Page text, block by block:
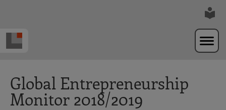
Global Entrepreneurship
Monitor 2018/2019